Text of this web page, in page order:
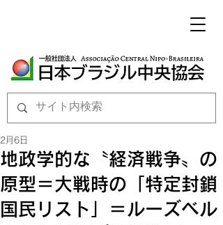
地政学的な〝経済戦争〟の
原型＝大戦時の「特定封鎖
国民リスト」＝ルーズベル
2月6日